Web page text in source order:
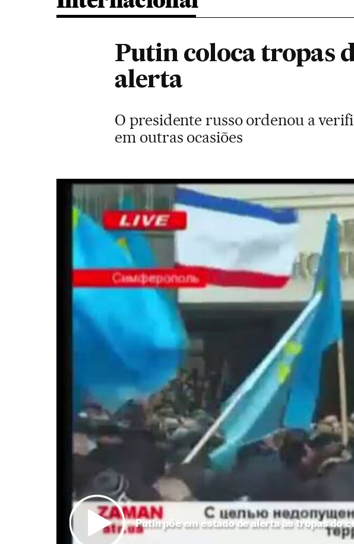
Putin coloca tropas
alerta
O presidente russo ordenou a
em outras ocasiões
Putin põe em estado de alerta às tropas do